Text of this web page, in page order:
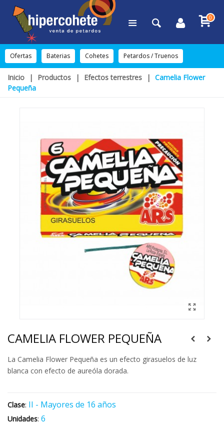
0
Ofertas Baterias Cohetes Petardos / Truenos
Inicio | Productos | Efectos terrestres | Camelia Flower
Pequeña
CAMELIA FLOWER PEQUEÑA
La Camelia Flower Pequeña es un efecto girasuelos de luz
blanca con efecto de aureóla dorada.
Clase: II - Mayores de 16 años
Unidades: 6